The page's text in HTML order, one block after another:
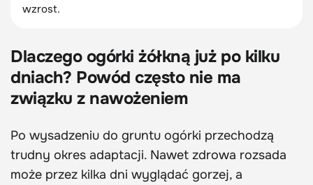
wzrost.
Dlaczego ogórki żółkną już po kilku
dniach? Powód często nie ma
związku z nawożeniem
Po wysadzeniu do gruntu ogórki przechodzą
trudny okres adaptacji. Nawet zdrowa rozsada
może przez kilka dni wyglądać gorzej, a